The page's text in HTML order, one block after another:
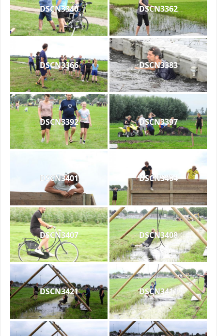
DSCN3340 DSCN3362
DSCN3366 DSCN3383
DSCN3392 DSCN3397
DSCN3401 DSCN3404
DSCN3407 DSCN3408
DSCN3421 DSCN3411